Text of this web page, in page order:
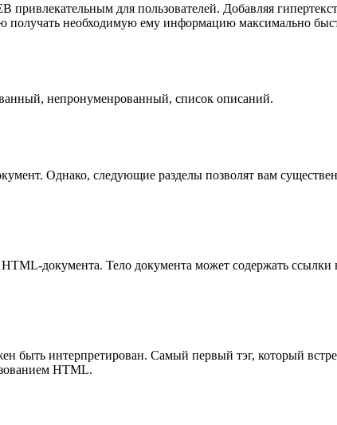
для пользователей. Добавляя
получать необходимую ему информацию максимально
непронуменрованный, список описаний.
Однако, следующие разделы позволят вам
документа. Тело документа может содержать
быть интерпретирован. Самый первый тэг, который
HTML.